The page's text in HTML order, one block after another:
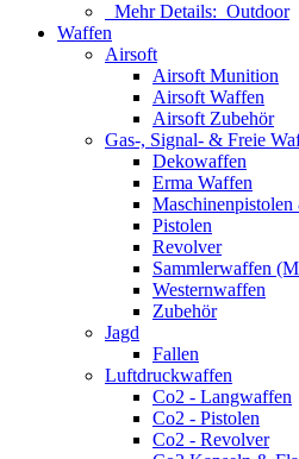
Mehr Details: Outdoor
Waffen
Airsoft
Airsoft Munition
Airsoft Waffen
Airsoft Zubehör
Gas-, Signal- & Freie
Dekowaffen
Erma Waffen
Pistolen
Revolver
Sammlerwaffen
Westernwaffen
Zubehör
Jagd
Fallen
Luftdruckwaffen
Co2 - Langwaffen
Co2 - Pistolen
Co2 - Revolver